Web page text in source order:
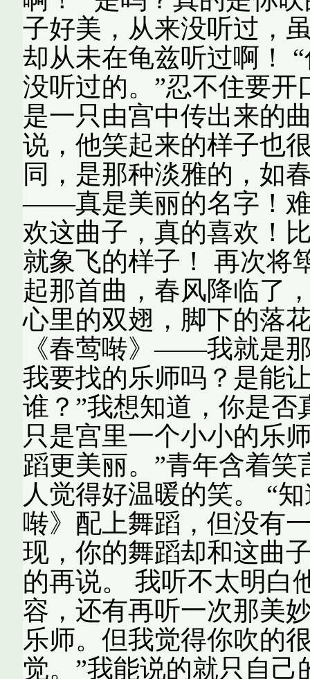
子好美，从来没听过，
却从未在龟兹听过啊！
没听过的。”忍不住要开
是一只由宫中传出来的
说，他笑起来的样子也
同，是那种淡雅的，如
——真是美丽的名字！
欢这曲子，真的喜欢！
就象飞的样子！ 再次将
起那首曲，春风降临了
心里的双翅，脚下的落
《春莺啭》——我就是
我要找的乐师吗？是能
谁？”我想知道，你是否
只是宫里一个小小的乐
蹈更美丽。”青年含着
人觉得好温暖的笑。 “
啭》配上舞蹈，但没有
现，你的舞蹈却和这曲
的再说。 我听不太明白
容，还有再听一次那美
乐师。但我觉得你吹的
觉。”我能说的就只自